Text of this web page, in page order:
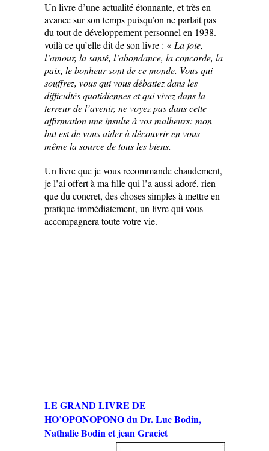
Un livre d’une actualité étonnante, et très en
avance sur son temps puisqu’on ne parlait pas
du tout de développement personnel en 1938.
voilà ce qu’elle dit de son livre : « La joie,
l’amour, la santé, l’abondance, la concorde, la
paix, le bonheur sont de ce monde. Vous qui
souffrez, vous qui vous débattez dans les
difficultés quotidiennes et qui vivez dans la
terreur de l’avenir, ne voyez pas dans cette
affirmation une insulte à vos malheurs: mon
but est de vous aider à découvrir en vous-
même la source de tous les biens.
Un livre que je vous recommande chaudement,
je l’ai offert à ma fille qui l’a aussi adoré, rien
que du concret, des choses simples à mettre en
pratique immédiatement, un livre qui vous
accompagnera toute votre vie.
LE GRAND LIVRE DE
HO’OPONOPONO du Dr. Luc Bodin,
Nathalie Bodin et jean Graciet